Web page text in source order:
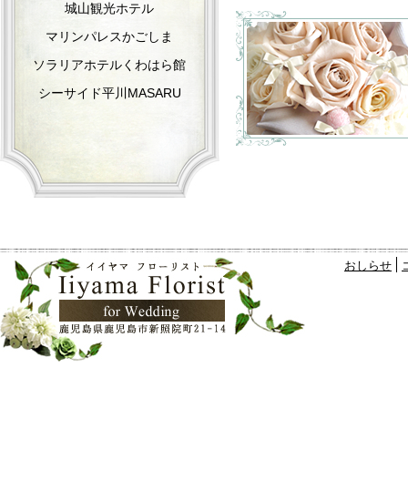
城山観光ホテル
マリンパレスかごしま
ソラリアホテルくわはら館
シーサイド平川MASARU
おしらせ